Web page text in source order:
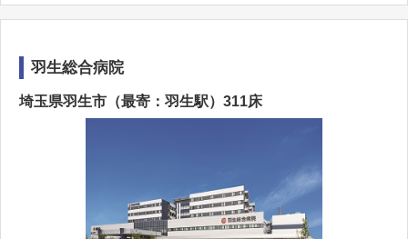
羽生総合病院
埼玉県羽生市（最寄：羽生駅）311床